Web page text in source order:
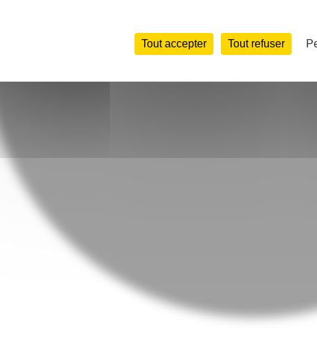
Tout accepter Tout refuser